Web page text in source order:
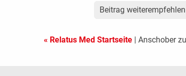
Beitrag weiterempfehlen
« Relatus Med Startseite | Anschober